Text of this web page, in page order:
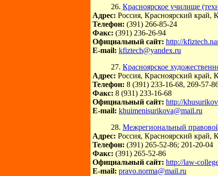
26. Красноярское училище
Адрес: Россия, Красноярский край,
Телефон: (391) 266-85-24
Факс: (391) 236-26-94
Официальный сайт: http://
E-mail: kfiztech@yandex.ru
27. Красноярское
Адрес: Россия, Красноярский край,
Телефон: 8 (391) 233-16-68, 269-57-
Факс: 8 (931) 233-16-68
Официальный сайт: http://
E-mail: khuimenisurikova@mail.ru
28. Межрегиональный
Адрес: Россия, Красноярский край,
Телефон: (391) 265-52-86; 201-20-04
Факс: (391) 265-52-86
Официальный сайт: http://law-
E-mail: pravo.norma@mail.ru